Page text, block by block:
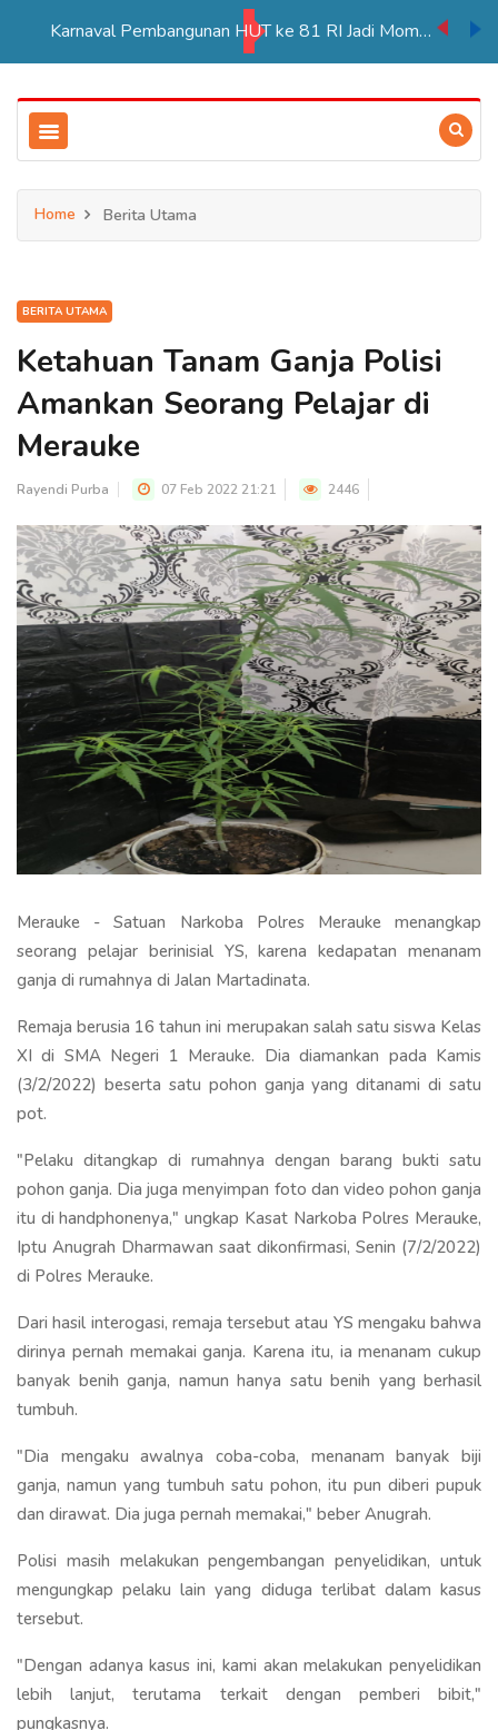
Karnaval Pembangunan HUT ke 81 RI Jadi Momentum Perkuat Persatuan di Merauke
Home Berita Utama
BERITA UTAMA
Ketahuan Tanam Ganja Polisi
Amankan Seorang Pelajar di
Merauke
Rayendi Purba 07 Feb 2022 21:21 2446
Merauke - Satuan Narkoba Polres Merauke menangkap
seorang pelajar berinisial YS, karena kedapatan menanam
ganja di rumahnya di Jalan Martadinata.
Remaja berusia 16 tahun ini merupakan salah satu siswa Kelas
XI di SMA Negeri 1 Merauke. Dia diamankan pada Kamis
(3/2/2022) beserta satu pohon ganja yang ditanami di satu
pot.
"Pelaku ditangkap di rumahnya dengan barang bukti satu
pohon ganja. Dia juga menyimpan foto dan video pohon ganja
itu di handphonenya," ungkap Kasat Narkoba Polres Merauke,
Iptu Anugrah Dharmawan saat dikonfirmasi, Senin (7/2/2022)
di Polres Merauke.
Dari hasil interogasi, remaja tersebut atau YS mengaku bahwa
dirinya pernah memakai ganja. Karena itu, ia menanam cukup
banyak benih ganja, namun hanya satu benih yang berhasil
tumbuh.
"Dia mengaku awalnya coba-coba, menanam banyak biji
ganja, namun yang tumbuh satu pohon, itu pun diberi pupuk
dan dirawat. Dia juga pernah memakai," beber Anugrah.
Polisi masih melakukan pengembangan penyelidikan, untuk
mengungkap pelaku lain yang diduga terlibat dalam kasus
tersebut.
"Dengan adanya kasus ini, kami akan melakukan penyelidikan
lebih lanjut, terutama terkait dengan pemberi bibit,"
pungkasnya.